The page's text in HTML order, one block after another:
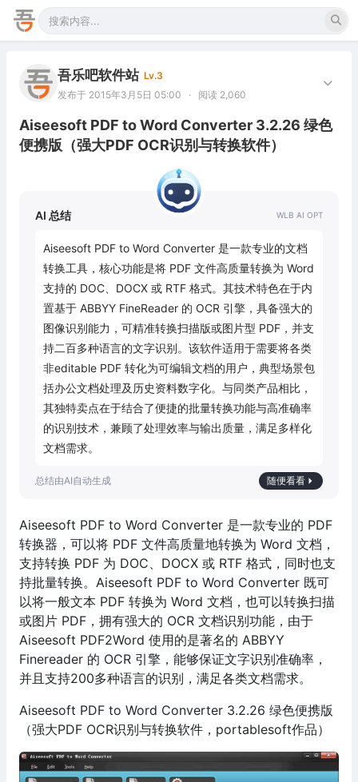
吾乐吧软件站 Lv.3
发布于 2015年3月5日 05:00
· 阅读 2,060
Aiseesoft PDF to Word Converter 3.2.26 绿色
便携版（强大PDF OCR识别与转换软件）
AI 总结
Aiseesoft PDF to Word Converter 是一款专业的文档
转换工具，核心功能是将 PDF 文件高质量转换为 Word
支持的 DOC、DOCX 或 RTF 格式。其技术特色在于内
置基于 ABBYY FineReader 的 OCR 引擎，具备强大的
图像识别能力，可精准转换扫描版或图片型 PDF，并支
持二百多种语言的文字识别。该软件适用于需要将各类
非editable PDF 转化为可编辑文档的用户，典型场景包
括办公文档处理及历史资料数字化。与同类产品相比，
其独特卖点在于结合了便捷的批量转换功能与高准确率
的识别技术，兼顾了处理效率与输出质量，满足多样化
文档需求。
随便看看
Aiseesoft PDF to Word Converter 是一款专业的 PDF
转换器，可以将 PDF 文件高质量地转换为 Word 文档，
支持转换 PDF 为 DOC、DOCX 或 RTF 格式，同时也支
持批量转换。Aiseesoft PDF to Word Converter 既可
以将一般文本 PDF 转换为 Word 文档，也可以转换扫描
或图片 PDF，拥有强大的 OCR 文档识别功能，由于
Aiseesoft PDF2Word 使用的是著名的 ABBYY
Finereader 的 OCR 引擎，能够保证文字识别准确率，
并且支持200多种语言的识别，满足各类文档需求。
Aiseesoft PDF to Word Converter 3.2.26 绿色便携版
（强大PDF OCR识别与转换软件，portablesoft作品）